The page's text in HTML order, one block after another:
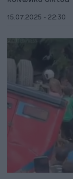
15.07.2025 - 22:30